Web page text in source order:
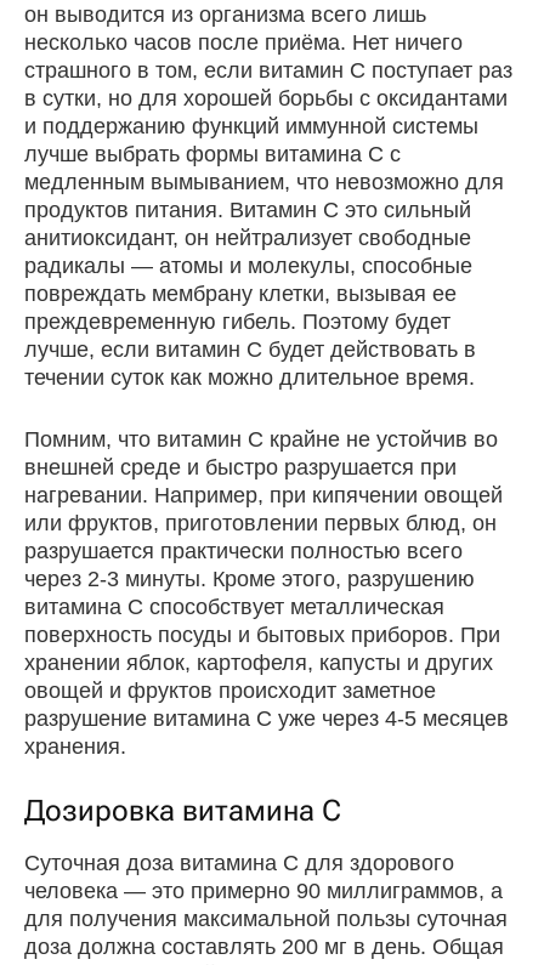
он выводится из организма всего лишь
несколько часов после приёма. Нет ничего
страшного в том, если витамин С поступает раз
в сутки, но для хорошей борьбы с оксидантами
и поддержанию функций иммунной системы
лучше выбрать формы витамина С с
медленным вымыванием, что невозможно для
продуктов питания. Витамин С это сильный
анитиоксидант, он нейтрализует свободные
радикалы — атомы и молекулы, способные
повреждать мембрану клетки, вызывая ее
преждевременную гибель. Поэтому будет
лучше, если витамин С будет действовать в
течении суток как можно длительное время.
Помним, что витамин С крайне не устойчив во
внешней среде и быстро разрушается при
нагревании. Например, при кипячении овощей
или фруктов, приготовлении первых блюд, он
разрушается практически полностью всего
через 2-3 минуты. Кроме этого, разрушению
витамина С способствует металлическая
поверхность посуды и бытовых приборов. При
хранении яблок, картофеля, капусты и других
овощей и фруктов происходит заметное
разрушение витамина С уже через 4-5 месяцев
хранения.
Дозировка витамина С
Суточная доза витамина C для здорового
человека — это примерно 90 миллиграммов, а
для получения максимальной пользы суточная
доза должна составлять 200 мг в день. Общая